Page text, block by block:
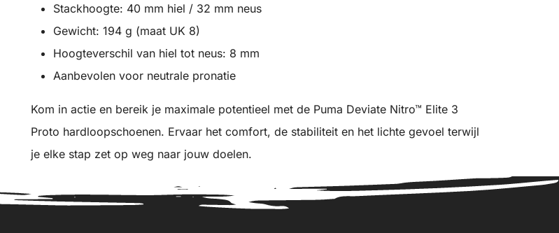
Stackhoogte: 40 mm hiel / 32 mm neus
Gewicht: 194 g (maat UK 8)
Hoogteverschil van hiel tot neus: 8 mm
Aanbevolen voor neutrale pronatie
Kom in actie en bereik je maximale potentieel met de Puma Deviate Nitro™ Elite 3
Proto hardloopschoenen. Ervaar het comfort, de stabiliteit en het lichte gevoel terwijl
je elke stap zet op weg naar jouw doelen.